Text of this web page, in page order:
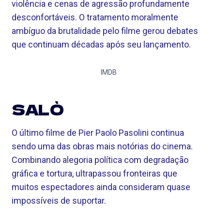
violência e cenas de agressão profundamente
desconfortáveis. O tratamento moralmente
ambíguo da brutalidade pelo filme gerou debates
que continuam décadas após seu lançamento.
IMDB
SALÒ
O último filme de Pier Paolo Pasolini continua
sendo uma das obras mais notórias do cinema.
Combinando alegoria política com degradação
gráfica e tortura, ultrapassou fronteiras que
muitos espectadores ainda consideram quase
impossíveis de suportar.